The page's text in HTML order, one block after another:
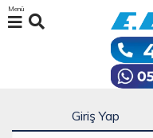
Menü
Giriş Yap